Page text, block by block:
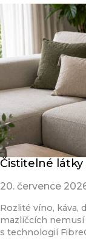
Čistitelné
20. července
Rozlité víno,
mazlíčcích
s technologií